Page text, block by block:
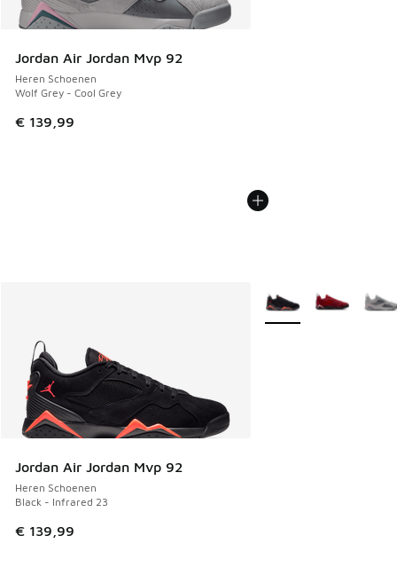
Jordan Air Jordan Mvp 92
Heren Schoenen
Wolf Grey - Cool Grey
€ 139,99
Jordan Air Jordan Mvp 92
Heren Schoenen
Black - Infrared 23
€ 139,99
Meer kleuren